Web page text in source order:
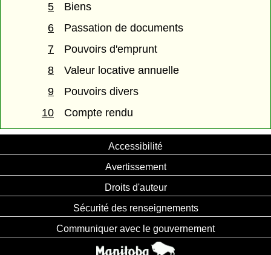
5
Biens
6
Passation de documents
7
Pouvoirs d'emprunt
8
Valeur locative annuelle
9
Pouvoirs divers
10
Compte rendu
Accessibilité
Avertissement
Droits d'auteur
Sécurité des renseignements
Communiquer avec le gouvernement